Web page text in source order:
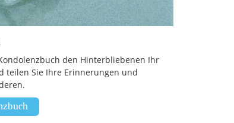
den Hinterbliebenen Ihr
teilen Sie Ihre Erinnerungen und